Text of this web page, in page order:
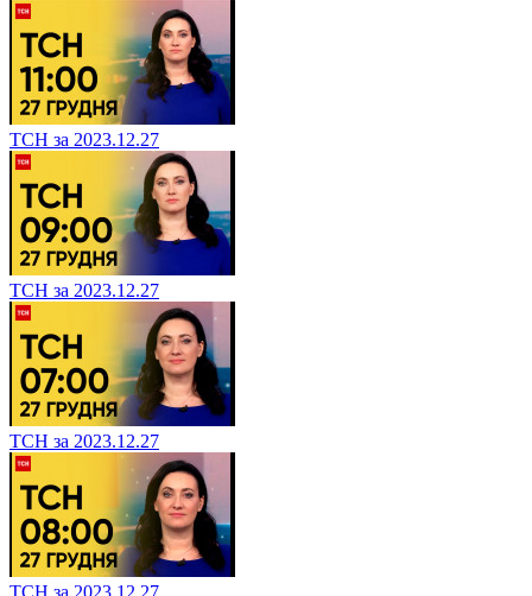
ТСН за 2023.12.27
ТСН за 2023.12.27
ТСН за 2023.12.27
ТСН за 2023.12.27